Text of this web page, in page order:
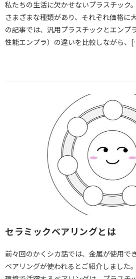
私たちの生活に欠かせないプラスチック
さまざまな種類があり、それぞれ価格に
の記事では、汎用プラスチックとエンプ
性能エンプラ）の違いを比較しながら、
セラミックベアリングとは
前々回のかくシカ話では、金属が使用で
ベアリングが使われるとご紹介しました